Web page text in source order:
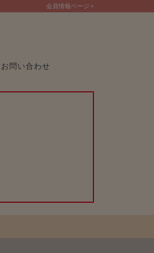
会員情報ページ >
お問い合わせ